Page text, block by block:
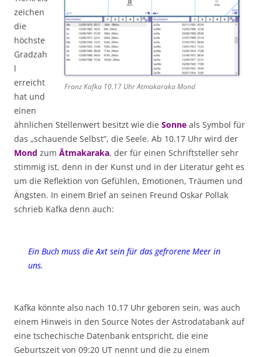
Franz Kafka 10.17 Uhr Atmakaraka Mond
zeichen
die
höchste
Gradzah
l
erreicht
hat und
einen
ähnlichen Stellenwert besitzt wie die Sonne als Symbol für
das „schauende Selbst“, die Seele. Ab 10.17 Uhr wird der
Mond zum Ātmakaraka, der für einen Schriftsteller sehr
stimmig ist, denn in der Kunst und in der Literatur geht es
um die Reflektion von Gefühlen, Emotionen, Träumen und
Ängsten. In einem Brief an seinen Freund Oskar Pollak
schrieb Kafka denn auch:
Ein Buch muss die Axt sein für das gefrorene Meer in
uns.
Kafka könnte also nach 10.17 Uhr geboren sein, was auch
einem Hinweis in den Source Notes der Astrodatabank auf
eine tschechische Datenbank entspricht, die eine
Geburtszeit von 09:20 UT nennt und die zu einem